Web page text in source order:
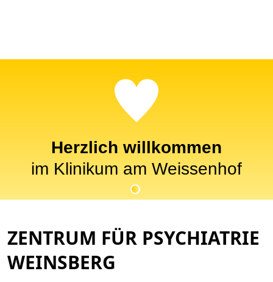
Herzlich willkommen
im Klinikum am Weissenhof
ZENTRUM FÜR PSYCHIATRIE
WEINSBERG